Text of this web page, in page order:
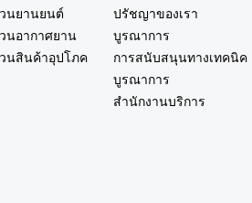
นยานยนต์
นอากาศยาน
นสินค้าอุปโภค
ปรัชญาของเรา
บูรณาการ
การสนับสนุนทางเทคนิค
บูรณาการ
สำนักงานบริการ